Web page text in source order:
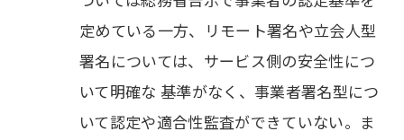
定めている一方、リモート署名や立会人型
署名については、サービス側の安全性につ
いて明確な 基準がなく、事業者署名型につ
いて認定や適合性監査ができていない。ま